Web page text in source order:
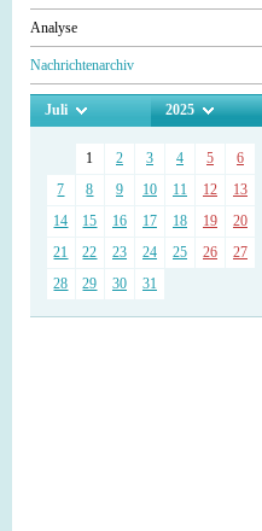
Analyse
Nachrichtenarchiv
Juli 2025
1 2 3 4 5
6
7
8 9 10 11 12
13
14
15 16 17 18 19
20
21
22 23 24 25 26
27
28
29 30 31